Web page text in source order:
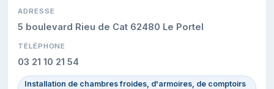
ADRESSE
5 boulevard Rieu de Cat 62480 Le Portel
TÉLÉPHONE
03 21 10 21 54
Installation de chambres froides, d'armoires, de comptoirs